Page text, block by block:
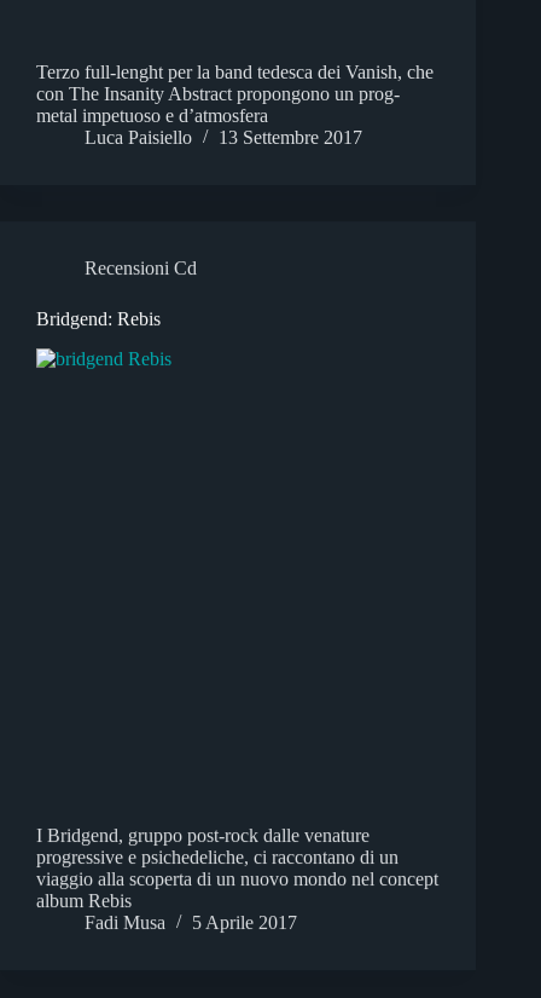
Terzo full-lenght per la band tedesca dei Vanish, che
con The Insanity Abstract propongono un prog-
metal impetuoso e d’atmosfera
Luca Paisiello
13 Settembre 2017
Recensioni Cd
Bridgend: Rebis
I Bridgend, gruppo post-rock dalle venature
progressive e psichedeliche, ci raccontano di un
viaggio alla scoperta di un nuovo mondo nel concept
album Rebis
Fadi Musa
5 Aprile 2017